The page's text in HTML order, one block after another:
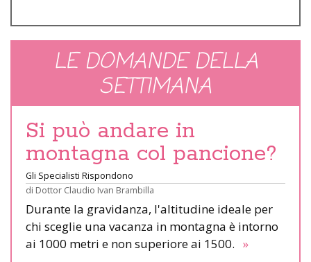
LE DOMANDE DELLA
SETTIMANA
Si può andare in
montagna col pancione?
Gli Specialisti Rispondono
di Dottor Claudio Ivan Brambilla
Durante la gravidanza, l'altitudine ideale per
chi sceglie una vacanza in montagna è intorno
ai 1000 metri e non superiore ai 1500. »